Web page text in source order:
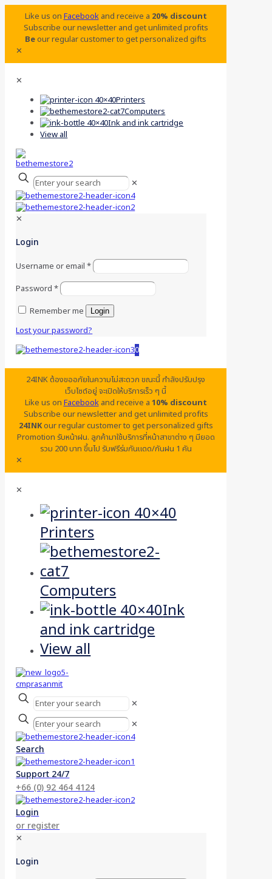
Like us onFacebookand receive a 20% discount
Subscribe our newsletter and get unlimited profits
Beour regular customer to get personalized gifts
✕
✕
Printers
Computers
Ink and ink cartridge
View all
✕
✕
Login
Username or email*
Password*
Remember me
Login
Lost your password?
0
24INK ต้องขออภัยในความไม่สะดวก ขณะนี้ กำลังปรับปรุง
เว็บไซต์อยู่ จะเปิดให้บริการเร็ว ๆ นี้
Like us onFacebookand receive a 10% discount
Subscribe our newsletter and get unlimited profits
24INKour regular customer to get personalized gifts
Promotion รับหน้าฝน. ลูกค้ามาใช้บริการที่หน้าสาขาต่าง ๆ มียอด
รวม 200 บาท ขึ้นไป รับฟรีร่มกันแดด/กันฝน 1 คัน
✕
✕
Printers
Computers
Ink
and ink cartridge
View all
✕
✕
Search
Support 24/7
+66 (0) 92 464 4124
Login
or register
✕
Login